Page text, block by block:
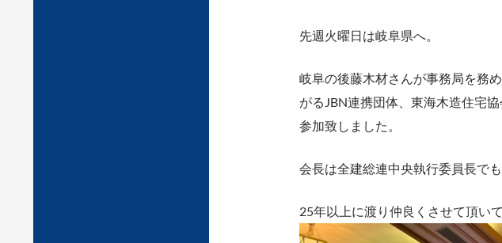
先週火曜日は岐阜県へ。
岐阜の後藤木材さんが事務局を務
がるJBN連携団体、東海木造住宅
参加致しました。
会長は全建総連中央執行委員長で
25年以上に渡り仲良くさせて頂いて